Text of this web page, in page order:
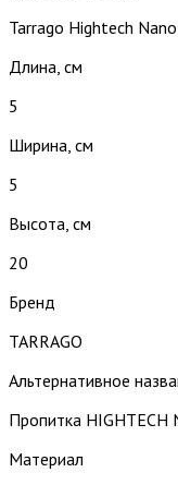
Tarrago Hightech
Длина, см
5
Ширина, см
5
Высота, см
20
Бренд
TARRAGO
Альтернативное
Пропитка HIGHTECH
Материал